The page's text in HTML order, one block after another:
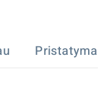
Pristatymas